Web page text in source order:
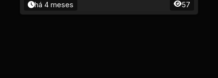
há 4 meses 57